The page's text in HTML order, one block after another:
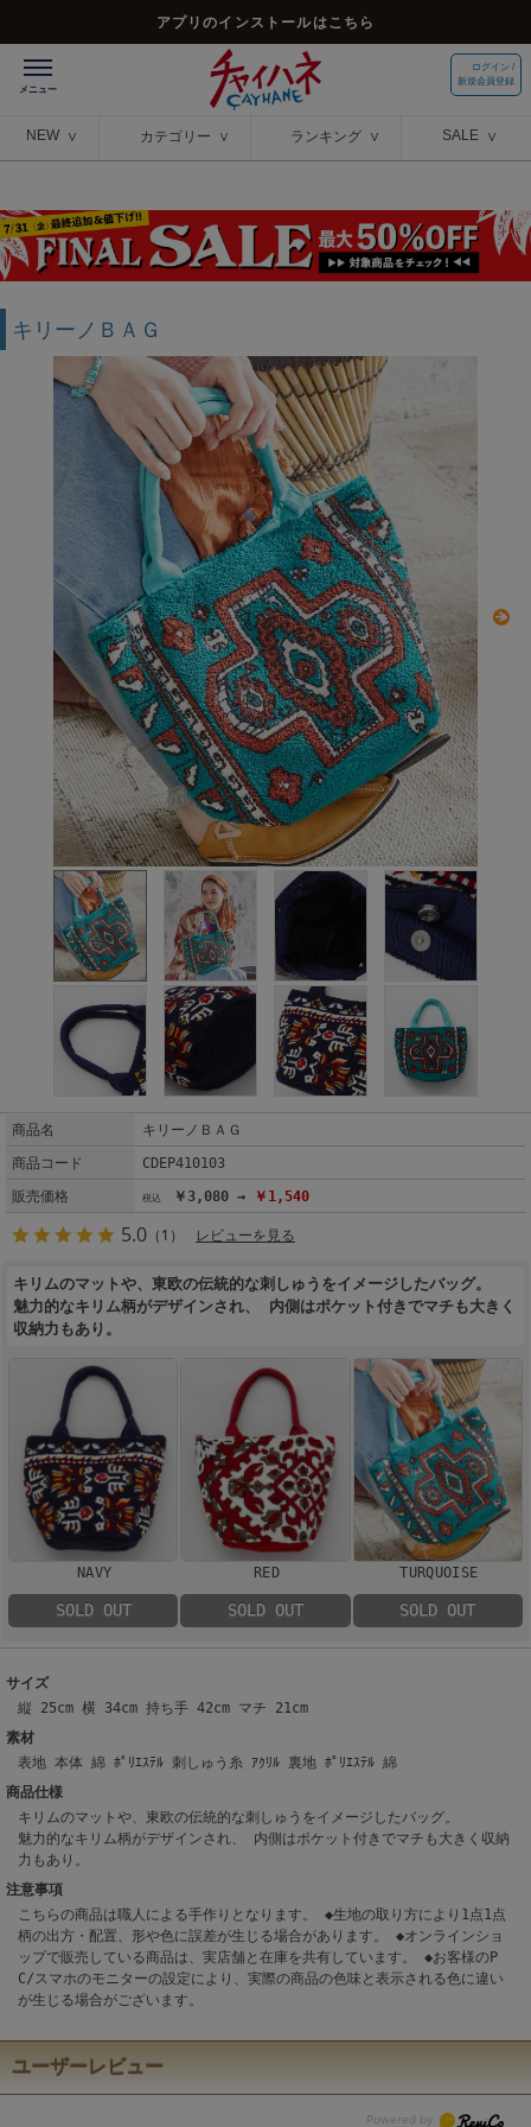
アプリのインストールはこちら
ログイン /
新規会員登録
NEW カテゴリー ランキング SALE
キリーノＢＡＧ
商品名
キリーノＢＡＧ
商品コード
CDEP410103
販売価格
￥3,080 → ￥1,540
5.0 （1） レビューを見る
キリムのマットや、東欧の伝統的な刺しゅうをイメージしたバッグ。
魅力的なキリム柄がデザインされ、 内側はポケット付きでマチも大きく
収納力もあり。
NAVY
SOLD OUT
RED
SOLD OUT
TURQUOISE
SOLD OUT
サイズ
縦 25cm 横 34cm 持ち手 42cm マチ 21cm
素材
表地 本体 綿 ﾎﾟﾘｴｽﾃﾙ 刺しゅう糸 ｱｸﾘﾙ 裏地 ﾎﾟﾘｴｽﾃﾙ 綿
商品仕様
キリムのマットや、東欧の伝統的な刺しゅうをイメージしたバッグ。
魅力的なキリム柄がデザインされ、 内側はポケット付きでマチも大きく収納
力もあり。
注意事項
こちらの商品は職人による手作りとなります。 ◆生地の取り方により1点1点
柄の出方・配置、形や色に誤差が生じる場合があります。 ◆オンラインショ
ップで販売している商品は、実店舗と在庫を共有しています。 ◆お客様のP
C/スマホのモニターの設定により、実際の商品の色味と表示される色に違い
が生じる場合がございます。
ユーザーレビュー